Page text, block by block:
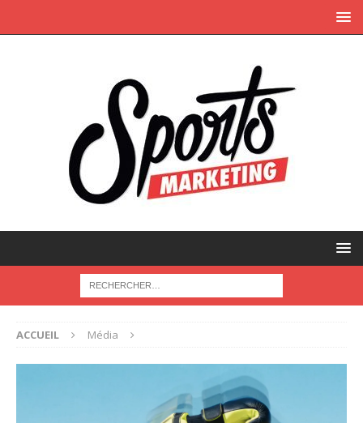
ACCUEIL Média